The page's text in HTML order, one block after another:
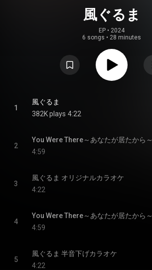
風ぐるま
EP • 2024
6 songs • 28 minutes
1
風ぐるま
382K plays 4:22
2
You Were There～あなたが居たから～
4:59
3
風ぐるま オリジナルカラオケ
4:22
4
4:59
5
風ぐるま 半音下げカラオケ
4:22